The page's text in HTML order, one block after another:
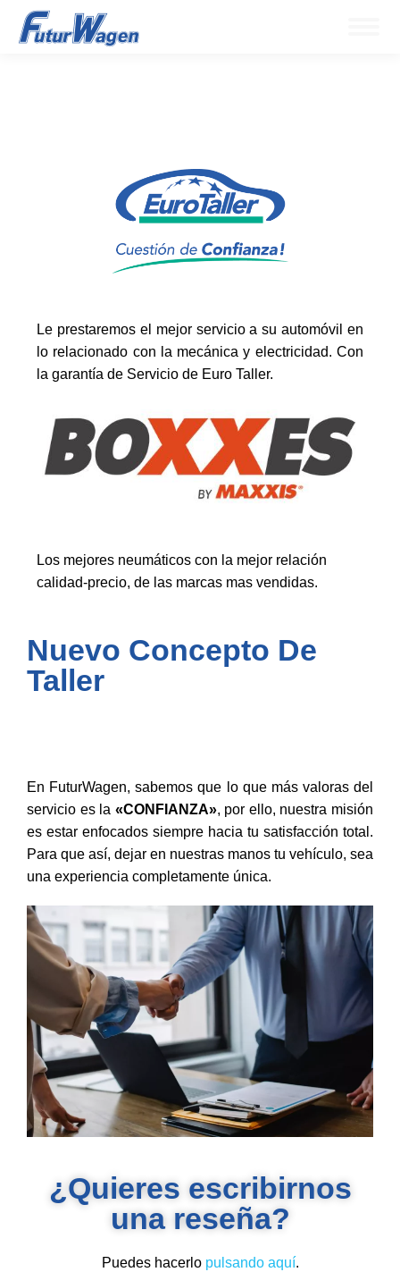
Le prestaremos el mejor servicio a su automóvil en
lo relacionado con la mecánica y electricidad. Con
la garantía de Servicio de Euro Taller.
Los mejores neumáticos con la mejor relación
calidad-precio, de las marcas mas vendidas.
Nuevo Concepto De
Taller
En FuturWagen, sabemos que lo que más valoras del
servicio es la «CONFIANZA», por ello, nuestra misión
es estar enfocados siempre hacia tu satisfacción total.
Para que así, dejar en nuestras manos tu vehículo, sea
una experiencia completamente única.
¿Quieres escribirnos
una reseña?
Puedes hacerlo pulsando aquí.